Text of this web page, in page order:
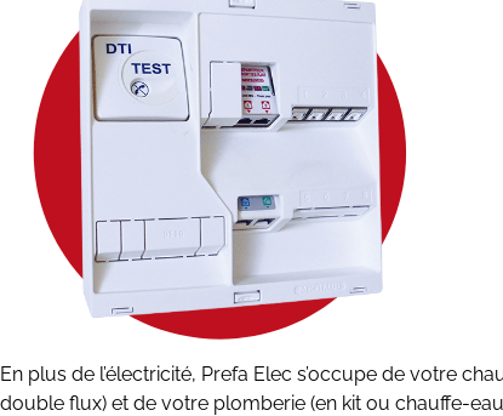
En plus de l’électricité, Prefa Elec s’occupe de votre
double flux) et de votre plomberie (en kit ou chauffe-